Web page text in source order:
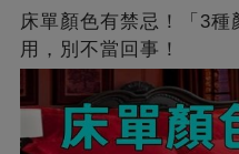
床單顏色有禁忌！「3
用，別不當回事！